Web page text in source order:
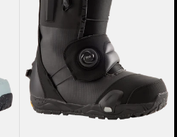
Snowboardboots
Herren